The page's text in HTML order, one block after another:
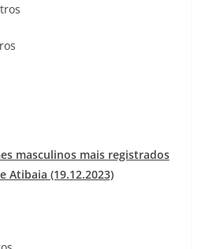
masculinos mais registrados
Atibaia (19.12.2023)